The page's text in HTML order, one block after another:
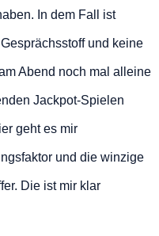
In dem Fall ist
und keine
Abend noch mal alleine
Jackpot-Spielen
geht es mir
und die winzige
Die ist mir klar